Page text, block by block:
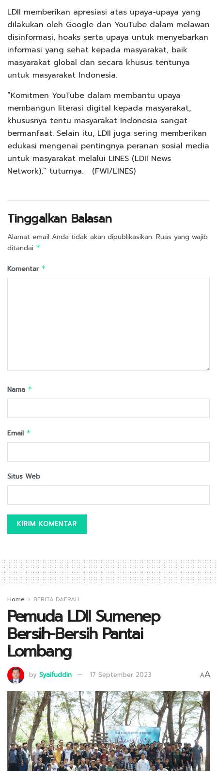
LDII memberikan apresiasi atas upaya-upaya yang
dilakukan oleh Google dan YouTube dalam melawan
disinformasi, hoaks serta upaya untuk menyebarkan
informasi yang sehat kepada masyarakat, baik
masyarakat global dan secara khusus tentunya
untuk masyarakat Indonesia.
“Komitmen YouTube dalam membantu upaya
membangun literasi digital kepada masyarakat,
khususnya tentu masyarakat Indonesia sangat
bermanfaat. Selain itu, LDII juga sering memberikan
edukasi mengenai pentingnya peranan sosial media
untuk masyarakat melalui LINES (LDII News
Network),” tuturnya. (FWI/LINES)
Tinggalkan Balasan
Alamat email Anda tidak akan dipublikasikan. Ruas yang wajib
ditandai *
Komentar *
Nama *
Email *
Situs Web
Home BERITA DAERAH
Pemuda LDII Sumenep
Bersih-Bersih Pantai
Lombang
by Syaifuddin 17 September 2023 AA